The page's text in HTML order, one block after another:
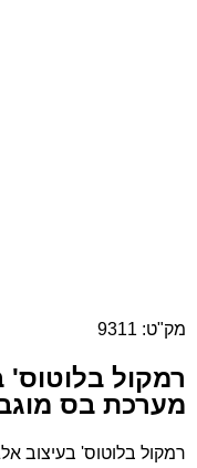
מק"ט: 9311
רמקול בלוטוס'
מערכת בס
רמקול בלוטוס' בעיצוב